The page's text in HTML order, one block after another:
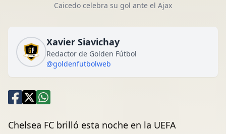
Caicedo celebra su gol ante el Ajax
Xavier Siavichay
Redactor de Golden Fútbol
@goldenfutbolweb
Chelsea FC brilló esta noche en la UEFA